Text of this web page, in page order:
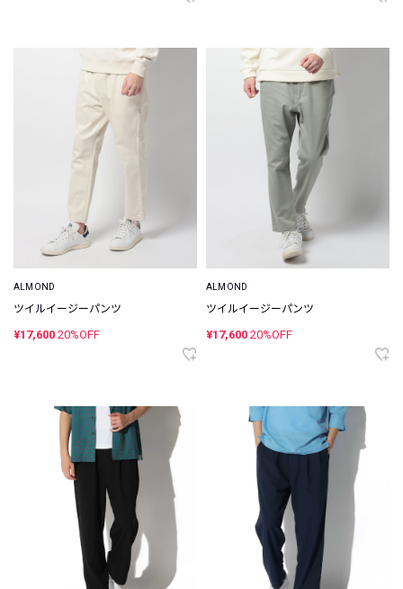
ALMOND
ツイルイージーパンツ
¥17,600 20%OFF
ALMOND
ツイルイージーパンツ
¥17,600 20%OFF